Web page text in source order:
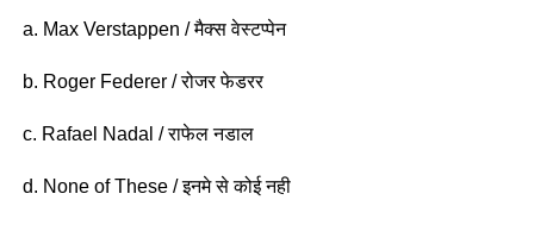
a. Max Verstappen / मैक्स वेस्टप्पेन
b. Roger Federer / रोजर फेडरर
c. Rafael Nadal / राफेल नडाल
d. None of These / इनमे से कोई नही